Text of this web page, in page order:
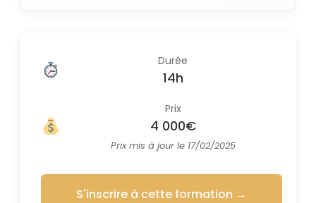
Durée
14h
Prix
4 000€
Prix mis à jour le 17/02/2025
S'inscrire à cette formation →